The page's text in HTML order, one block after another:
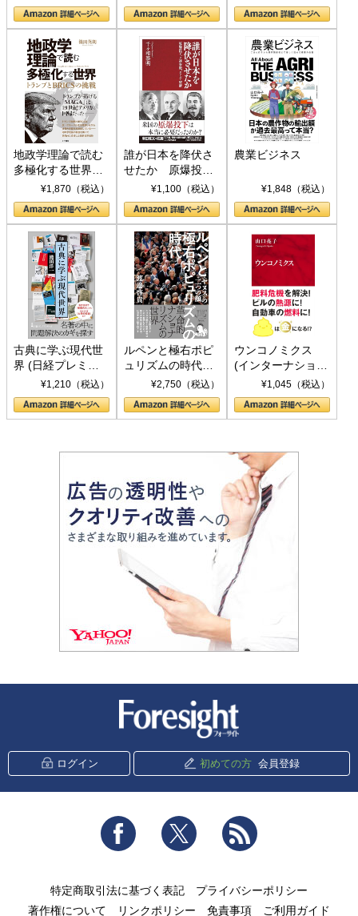
地政学理論で読む
多極化する世界：
トランプとBRICS
の挑戦
¥1,870（税込）
誰が日本を降伏さ
せたか 原爆投
下、ソ連参戦、そ
して聖断 (PHP新
書)
¥1,100（税込）
農業ビジネス
¥1,848（税込）
古典に学ぶ現代世
界 (日経プレミア
シリーズ)¥1,210（税込）
ルペンと極右ポピ
ュリズムの時代：
〈ヤヌス〉の二つ
の顔
¥2,750（税込）
ウンコノミクス
(インターナショナ
ル新書)¥1,045（税込）
ログイン 初めての方 会員登録
Facebook Twitter
特定商取引法に基づく表記
プライバシーポリシー
著作権について
リンクポリシー 免責事項 ご利用ガイド